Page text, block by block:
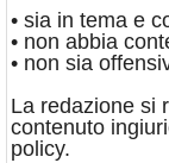
• sia in tema e
• non abbia
• non sia
La redazione si
contenuto
policy.